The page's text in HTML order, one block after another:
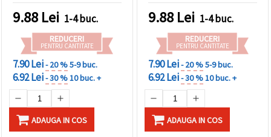
9.88 Lei 1-4 buc.
REDUCERI
PENTRU CANTITATE
7.90 Lei- 20 %5-9 buc.
6.92 Lei- 30 %10 buc. +
ADAUGA IN COS
9.88 Lei 1-4 buc.
REDUCERI
PENTRU CANTITATE
7.90 Lei- 20 %5-9 buc.
6.92 Lei- 30 %10 buc. +
ADAUGA IN COS